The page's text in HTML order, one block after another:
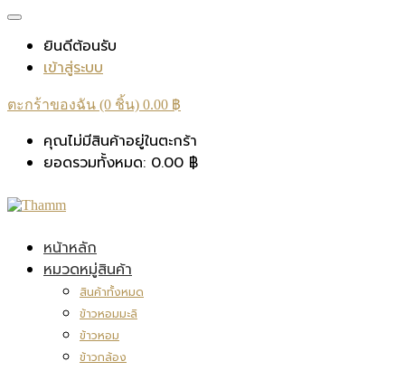
ยินดีต้อนรับ
เข้าสู่ระบบ
ตะกร้าของฉัน (0 ชิ้น) 0.00 ฿
คุณไม่มีสินค้าอยู่ในตะกร้า
ยอดรวมทั้งหมด: 0.00 ฿
หน้าหลัก
หมวดหมู่สินค้า
สินค้าทั้งหมด
ข้าวหอมมะลิ
ข้าวหอม
ข้าวกล้อง